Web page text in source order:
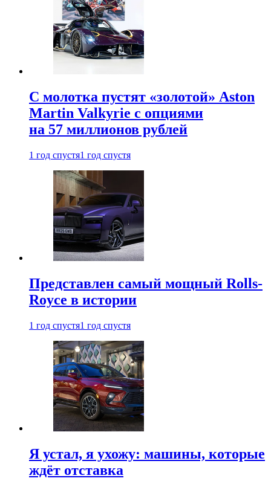
С молотка пустят «золотой» Aston
Martin Valkyrie с опциями
на 57 миллионов рублей
1 год спустя1 год спустя
Представлен самый мощный Rolls-
Royce в истории
1 год спустя1 год спустя
Я устал, я ухожу: машины, которые
ждёт отставка